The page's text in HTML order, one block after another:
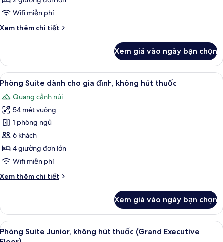
hút
(Grand
Wifi miễn phí
Xem thêm chi tiết
Chi
Phòng
Deluxe,
không
thuốc
(Grand
Executive
Floor)
Xem giá vào ngày bạn chọn
Xem
tất
cả
ảnh
Phòng
Suite
dành
cho
đình,
thuốc
Phòng Suite dành cho gia đình,
11
Phòng Suite dành cho gia đình, không hút thuốc
Quang cảnh núi
54 mét vuông
1 phòng ngủ
6 khách
4 giường đơn lớn
Wifi miễn phí
Xem thêm chi tiết
Chi
Phòng
Suite
dành
cho
Xem giá vào ngày bạn chọn
Xem
tất
Phòng Suite Junior, không hút
11
Phòng Suite Junior, không hút thuốc (Grand Executive